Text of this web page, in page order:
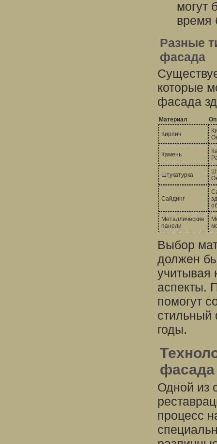
могут
время
Разные
фасада
которые
фасада
Материал
Кирпич
Камень
Штукатурка
Сайдинг
Металлические
панели
Выбор
должен
учитывая
аспекты.
помогут
стильный
годы.
фасада
Одной из
процесс